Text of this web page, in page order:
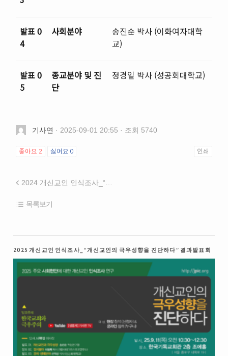
발표 0
4
사회분야
송진순 박사 (이화여자대학
교)
발표 0
5
종교분야 및 진
단
정경일 박사 (성공회대학교)
기사연 · 2025-09-01 20:55 · 조회 5740
좋아요 2 싫어요 0 인쇄
목록보기
2025 개신교인 인식조사_“개신교인의 극우성향을 진단하다” 결과발표회